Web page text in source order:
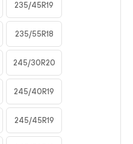
235/45R19
235/55R18
245/30R20
245/40R19
245/45R19